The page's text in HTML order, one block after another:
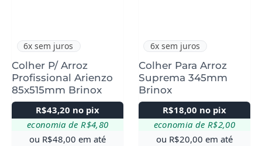
6x sem juros
Colher P/ Arroz
Profissional Arienzo
85x515mm Brinox
R$43,20 no pix
economia deR$4,80
ou R$48,00 em até
6x sem juros
Colher Para Arroz
Suprema 345mm
Brinox
R$18,00 no pix
economia de R$2,00
ou R$20,00 em até